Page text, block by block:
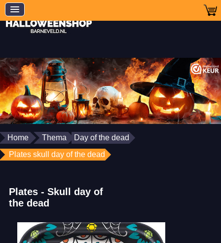
Home Thema
Day of the dead
Plates skull day of the dead
Plates - Skull day of
the dead